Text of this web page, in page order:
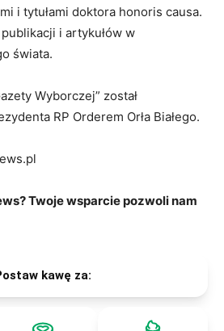
i tytułami doktora honoris causa.
i artykułów w
świata.
Wyborczej” został
RP Orderem Orła Białego.
Twoje wsparcie pozwoli nam
kawę za: